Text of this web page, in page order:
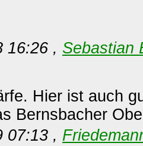
16:26 , Sebastian
Hier ist auch
Bernsbacher
07:13 ,